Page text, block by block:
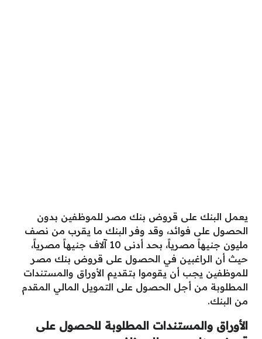
يعمل البنك على قروض بنك مصر للموظفين بدون
الحصول على فوائد، وقد وفر البنك ما يقرب من نصف
مليون جنيهاً مصرياً، بحد أدنى 10 آلاف جنيهاً مصرياً،
حيث أن الراغبين في الحصول على قروض بنك مصر
للموظفين يجب أن يقوموا بتقديم الأوراق والمستندات
المطلوبة من أجل الحصول على التمويل المالي المقدم
من البنك.
الأوراق والمستندات المطلوبة للحصول على